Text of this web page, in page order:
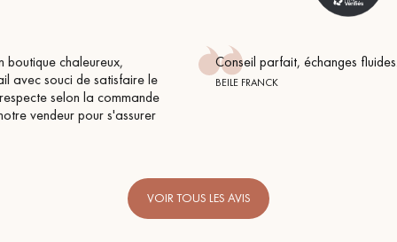
Conseil parfait, échanges fluides. Je recommande totalement
BEILE FRANCK
VOIR TOUS LES AVIS